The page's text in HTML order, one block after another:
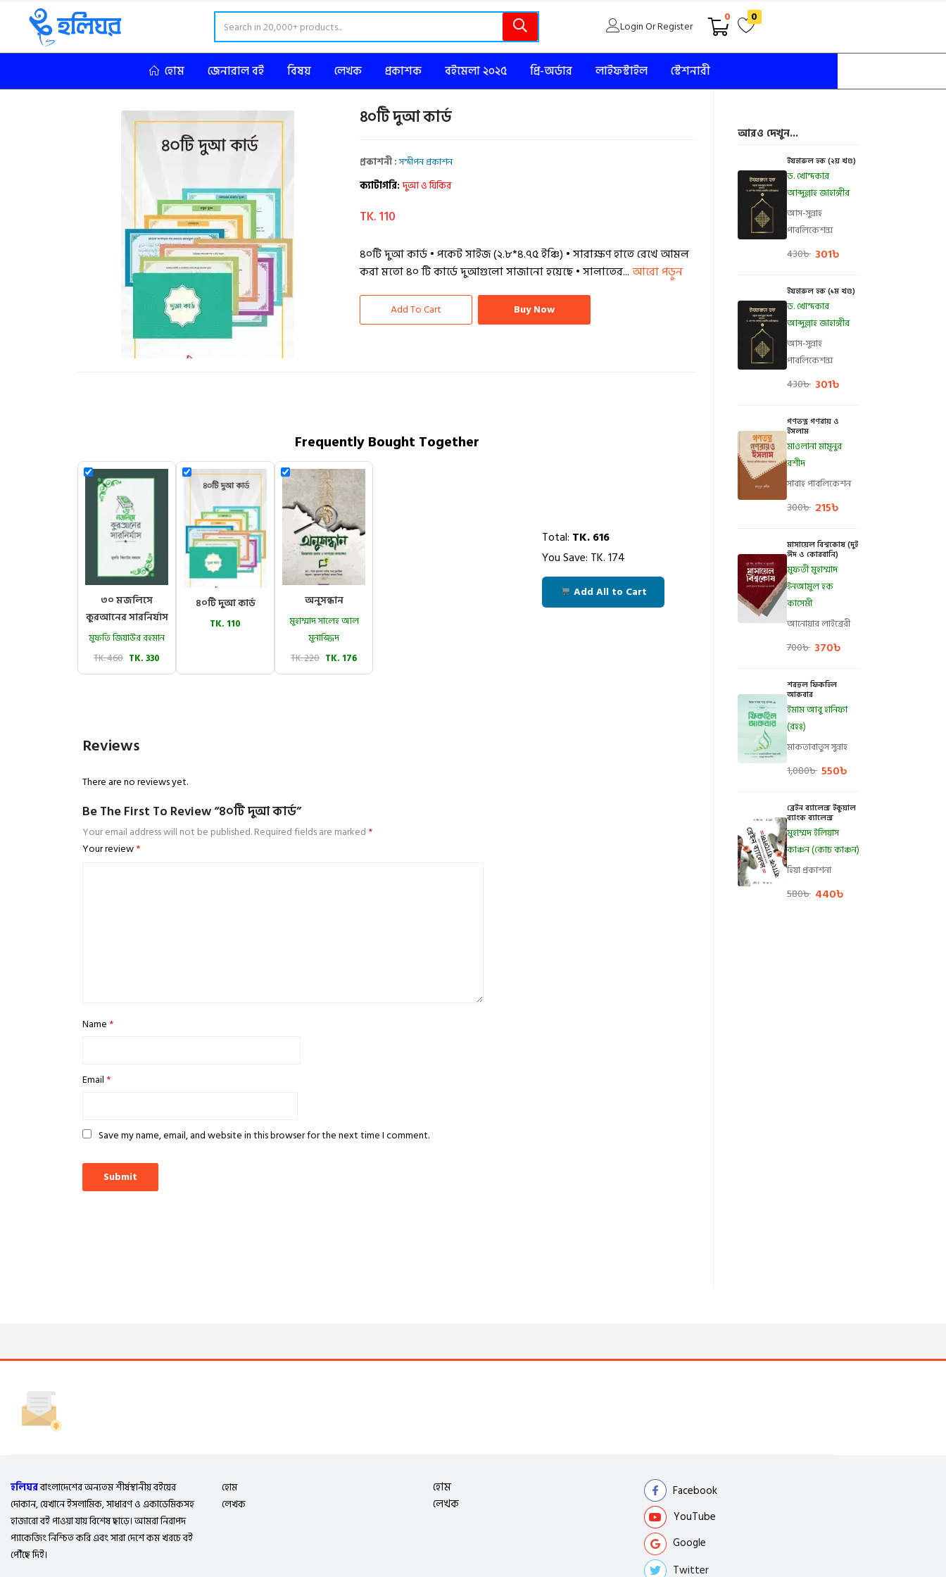
Login Or Register
0 0
হোম জেনারাল বই বিষয় লেখক প্রকাশক বইমেলা ২০২৫ প্রি-অর্ডার লাইফস্টাইল স্টেশনারী
আরও দেখুন...
ইযহারুল হক (২য় খণ্ড)
ড. খোন্দকার
আব্দুল্লাহ জাহাঙ্গীর
আস-সুন্নাহ
পাবলিকেশন্স
430৳ 301৳
ইযহারুল হক (১ম খণ্ড)
ড. খোন্দকার
আব্দুল্লাহ জাহাঙ্গীর
আস-সুন্নাহ
পাবলিকেশন্স
430৳ 301৳
গণতন্ত্র গণরায় ও
ইসলাম
মাওলানা মামূনুর
রশীদ
সাবাহ পাবলিকেশন
300৳ 215৳
মাসায়েল বিশ্বকোষ (দুই
ঈদ ও কোরবানি)
মুফতী মুহাম্মাদ
ইনআমুল হক
কাসেমী
আনোয়ার লাইব্রেরী
700৳ 370৳
শরহুল ফিকহিল
আকবার
ইমাম আবু হানিফা
(রহঃ)
মাকতাবাতুস সুন্নাহ
1,080৳ 550৳
ব্রেইন ব্যালেন্স ইকুয়াল
ব্যাংক ব্যালেন্স
মুহাম্মদ ইলিয়াস
কাঞ্চন (কোচ কাঞ্চন)
হিয়া প্রকাশনা
580৳ 440৳
৪০টি দুআ কার্ড
প্রকাশনী :সন্দীপন প্রকাশন
ক্যাটাগরি:দুআ ও যিকির
TK. 110
৪০টি দুআ কার্ড • পকেট সাইজ (২.৮*৪.৭৫ ইঞ্চি) • সারাক্ষণ হাতে রেখে আমল
করা মতো ৪০ টি কার্ডে দুআগুলো সাজানো হয়েছে • সালাতের...আরো পড়ুন
Add To Cart Buy Now
Frequently Bought Together
৩০ মজলিসে
কুরআনের সারনির্যাস
মুফতি জিয়াউর রহমান
TK. 460 TK. 330
৪০টি দুআ কার্ড
TK. 110
অনুসন্ধান
মুহাম্মাদ সালেহ আল
মুনাজ্জিদ
TK. 220 TK. 176
Total: TK.616
You Save: TK.174
Add All to Cart
Reviews
There are no reviews yet.
Be The First To Review “৪০টি দুআ কার্ড”
Your email address will not be published.Required fields are marked *
Your review*
Name *
Email *
Save my name, email, and website in this browser for the next time I comment.
হলিঘরবাংলাদেশের অন্যতম শীর্ষস্থানীয় বইয়ের
দোকান, যেখানে ইসলামিক, সাধারণ ও একাডেমিকসহ
হাজারো বই পাওয়া যায় বিশেষ ছাড়ে। আমরা নিরাপদ
প্যাকেজিং নিশ্চিত করি এবং সারা দেশে কম খরচে বই
পৌঁছে দিই।
হোম
লেখক
হোম
লেখক
Facebook
YouTube
Google
Twitter